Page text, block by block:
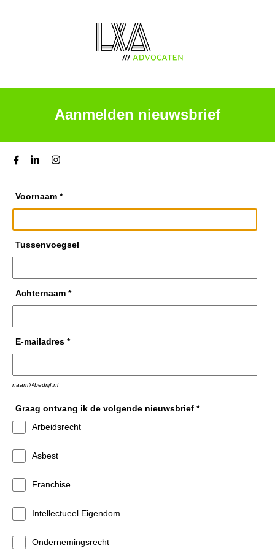
Aanmelden nieuwsbrief
Voornaam *
Tussenvoegsel
Achternaam *
E-mailadres *
naam@bedrijf.nl
Graag ontvang ik de volgende nieuwsbrief *
Arbeidsrecht
Asbest
Franchise
Intellectueel Eigendom
Ondernemingsrecht